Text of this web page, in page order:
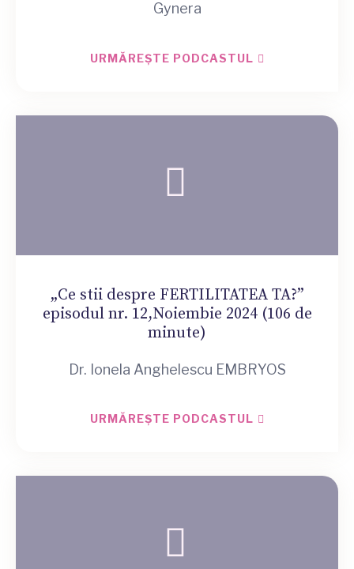
Gynera
URMĂREȘTE PODCASTUL
„Ce stii despre FERTILITATEA TA?”
episodul nr. 12,Noiembie 2024 (106 de
minute)
Dr. Ionela Anghelescu EMBRYOS
URMĂREȘTE PODCASTUL